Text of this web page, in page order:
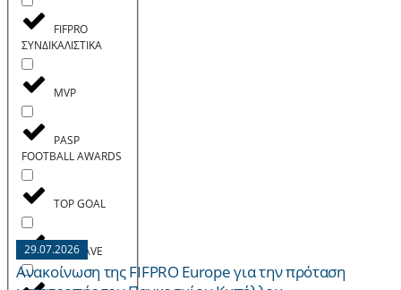
FIFPRO
ΣΥΝΔΙΚΑΛΙΣΤΙΚΑ
MVP
PASP
FOOTBALL AWARDS
TOP GOAL
TOP SAVE
29.07.2026
Ανακοίνωση της FIFPRO Europe για την πρόταση